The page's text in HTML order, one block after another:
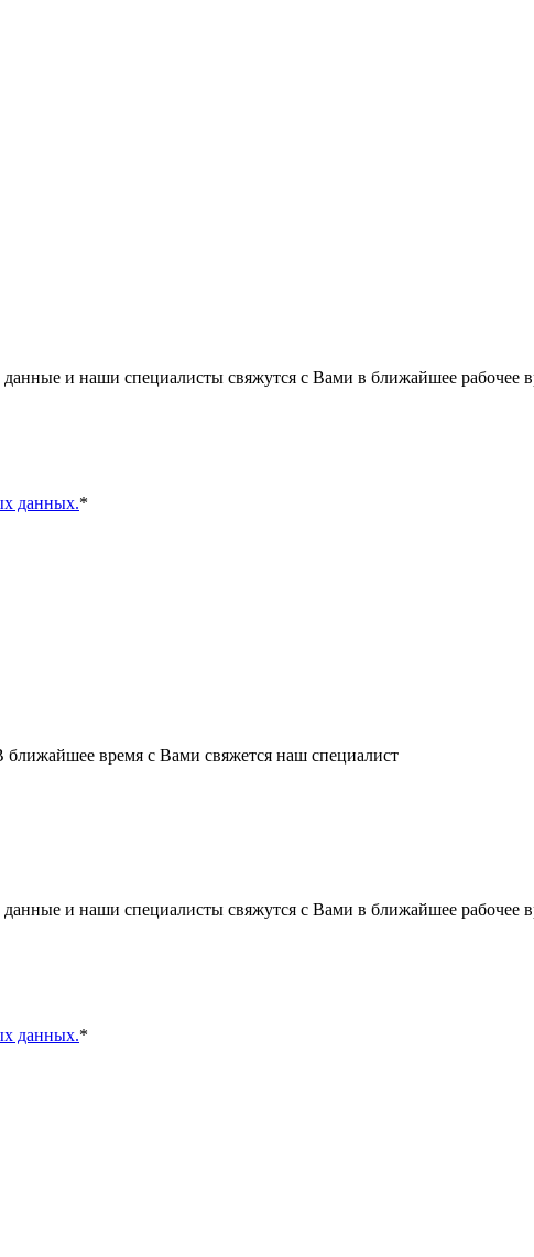
и наши специалисты свяжутся с Вами в ближайшее рабочее
данных.*
время с Вами свяжется наш специалист
и наши специалисты свяжутся с Вами в ближайшее рабочее
данных.*